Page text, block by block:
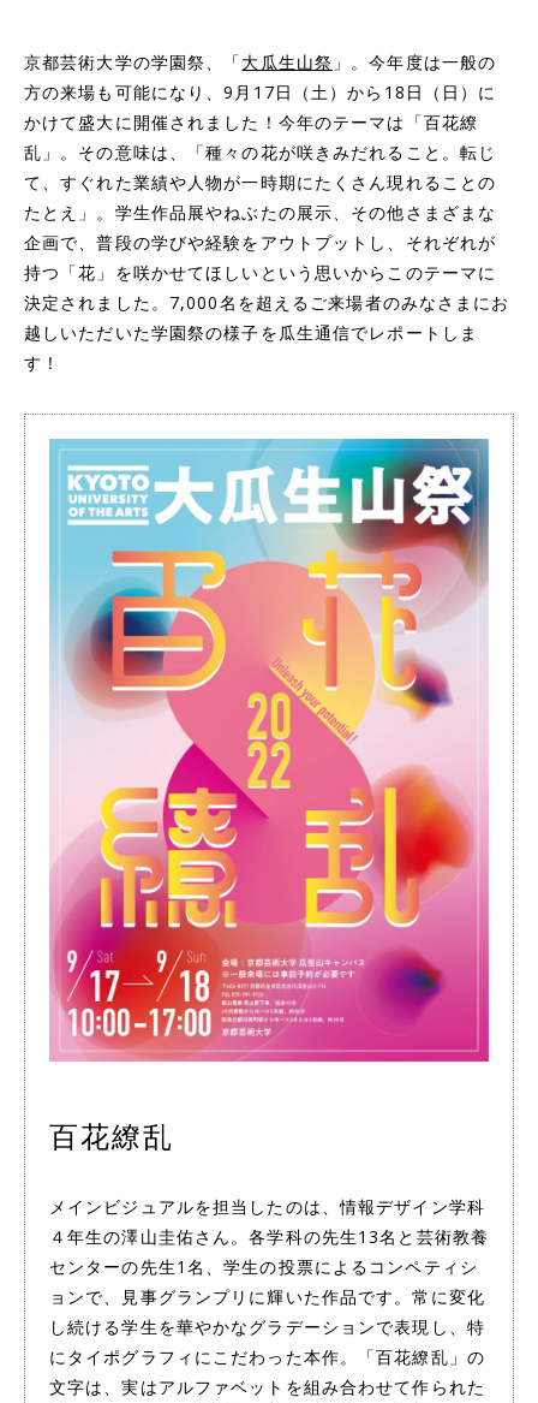
京都芸術大学の学園祭、「大瓜生山祭 」。今年度は一般の
方の来場も可能になり、9月17日（土）から18日（日）に
かけて盛大に開催されました！今年のテーマは「百花繚
乱」。その意味は、「種々の花が咲きみだれること。転じ
て、すぐれた業績や人物が一時期にたくさん現れることの
たとえ」。学生作品展やねぶたの展示、その他さまざまな
企画で、普段の学びや経験をアウトプットし、それぞれが
持つ「花」を咲かせてほしいという思いからこのテーマに
決定されました。7,000名を超えるご来場者のみなさまにお
越しいただいた学園祭の様子を瓜生通信でレポートしま
す！
百花繚乱
メインビジュアルを担当したのは、情報デザイン学科
４年生の澤山圭佑さん。各学科の先生13名と芸術教養
センターの先生1名、学生の投票によるコンペティシ
ョンで、見事グランプリに輝いた作品です。常に変化
し続ける学生を華やかなグラデーションで表現し、特
にタイポグラフィにこだわった本作。「百花繚乱」の
文字は、実はアルファベットを組み合わせて作られた